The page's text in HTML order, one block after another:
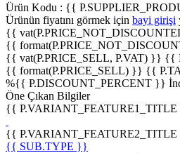
Ürün Kodu : {{
Ürünün fiyatını görmek için bayi girişi
{{
{{
{{ vat(P.PRICE_SELL, P.VAT) }} {{
{{ format(P.PRICE_SELL) }} {{
%{{ P.DISCOUNT_PERCENT }}
Öne Çıkan Bilgiler
{{
{{
{{ SUB.TYPE }}